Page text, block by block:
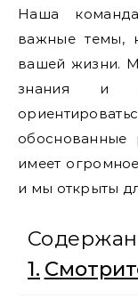
Наша
важные темы,
вашей жизни.
знания и
обоснованные
имеет
и мы открыты